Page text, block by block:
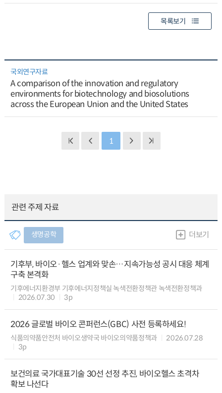
목록보기
국외연구자료
A comparison of the innovation and regulatory
environments for biotechnology and biosolutions
across the European Union and the United States
1
관련 주제 자료
생명공학 더보기
기후부, 바이오·헬스 업계와 맞손…지속가능성 공시 대응 체계
구축 본격화
기후에너지환경부 기후에너지정책실 녹색전환정책관 녹색전환정책과
2026.07.30
3p
2026 글로벌 바이오 콘퍼런스(GBC) 사전 등록하세요!
식품의약품안전처 바이오생약국 바이오의약품정책과
2026.07.28
3p
보건의료 국가대표기술 30선 선정 추진, 바이오헬스 초격차
확보 나선다